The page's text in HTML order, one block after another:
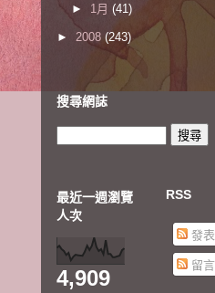
► 1月 (41)
► 2008 (243)
搜尋網誌
最近一週瀏覽
人次
4,909
RSS
發
留言